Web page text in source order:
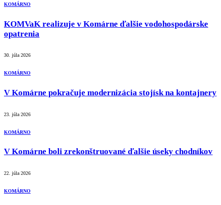
KOMÁRNO
KOMVaK realizuje v Komárne ďalšie vodohospodárske
opatrenia
30. júla 2026
KOMÁRNO
V Komárne pokračuje modernizácia stojísk na kontajnery
23. júla 2026
KOMÁRNO
V Komárne boli zrekonštruované ďalšie úseky chodníkov
22. júla 2026
KOMÁRNO